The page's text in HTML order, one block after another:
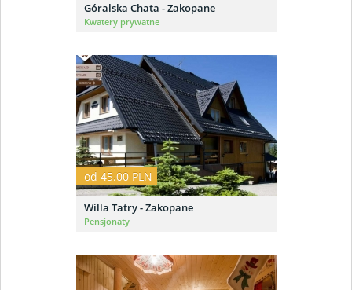
Góralska Chata - Zakopane
Kwatery prywatne
od 45.00 PLN
Willa Tatry - Zakopane
Pensjonaty